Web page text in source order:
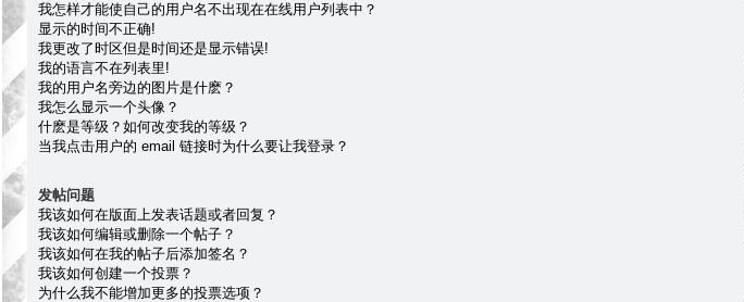
我怎样才能使自己的用户名不出现在在线用户列表中？
显示的时间不正确!
我更改了时区但是时间还是显示错误!
我的语言不在列表里!
我的用户名旁边的图片是什麽？
我怎么显示一个头像？
什麽是等级？如何改变我的等级？
当我点击用户的 email 链接时为什么要让我登录？
发帖问题
我该如何在版面上发表话题或者回复？
我该如何编辑或删除一个帖子？
我该如何在我的帖子后添加签名？
我该如何创建一个投票？
为什么我不能增加更多的投票选项？